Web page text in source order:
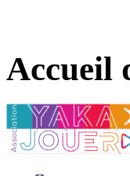
Accueil